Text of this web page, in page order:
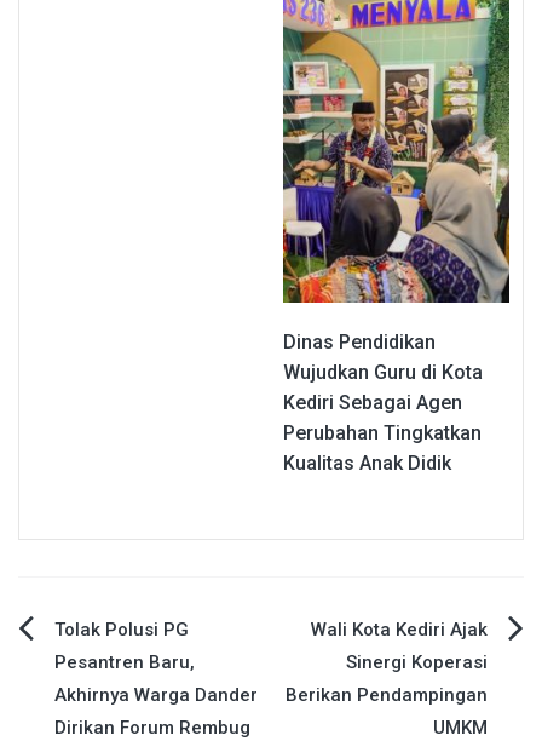
Dinas Pendidikan
Wujudkan Guru di Kota
Kediri Sebagai Agen
Perubahan Tingkatkan
Kualitas Anak Didik
Navigasi
pos
Tolak Polusi PG
Pesantren Baru,
Akhirnya Warga Dander
Dirikan Forum Rembug
Wali Kota Kediri Ajak
Sinergi Koperasi
Berikan Pendampingan
UMKM